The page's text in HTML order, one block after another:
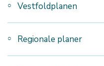
Vestfoldplanen
Regionale planer